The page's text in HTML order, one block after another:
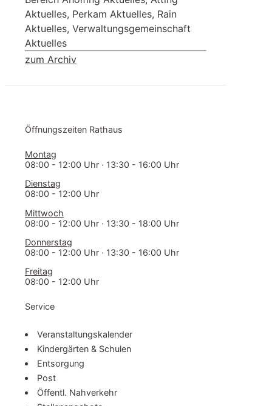
Aktuelles, Perkam Aktuelles, Rain
Aktuelles, Verwaltungsgemeinschaft
Aktuelles
zum Archiv
Öff­nungs­zei­ten Rathaus
Montag
08:00 - 12:00 Uhr · 13:30 - 16:00 Uhr
Dienstag
08:00 - 12:00 Uhr
Mittwoch
08:00 - 12:00 Uhr · 13:30 - 18:00 Uhr
Donnerstag
08:00 - 12:00 Uhr · 13:30 - 16:00 Uhr
Freitag
08:00 - 12:00 Uhr
Service
Ver­an­stal­tungs­ka­len­der
Kindergärten & Schulen
Entsorgung
Post
Öffentl. Nahverkehr